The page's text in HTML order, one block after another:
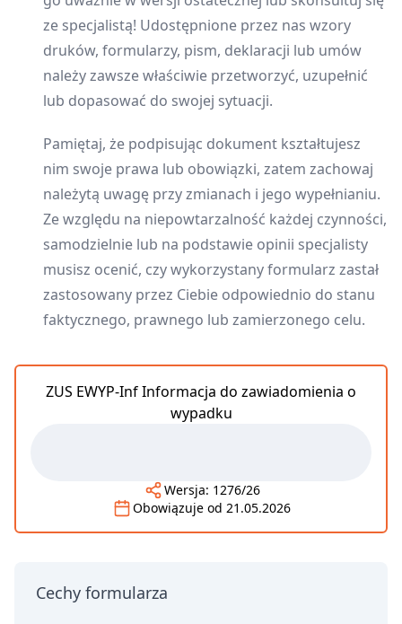
ze specjalistą! Udostępnione przez nas wzory
druków, formularzy, pism, deklaracji lub umów
należy zawsze właściwie przetworzyć, uzupełnić
lub dopasować do swojej sytuacji.
Pamiętaj, że podpisując dokument kształtujesz
nim swoje prawa lub obowiązki, zatem zachowaj
należytą uwagę przy zmianach i jego wypełnianiu.
Ze względu na niepowtarzalność każdej czynności,
samodzielnie lub na podstawie opinii specjalisty
musisz ocenić, czy wykorzystany formularz zastał
zastosowany przez Ciebie odpowiednio do stanu
faktycznego, prawnego lub zamierzonego celu.
ZUS EWYP-Inf Informacja do zawiadomienia o
wypadku
Wersja: 1276/26
Obowiązuje od 21.05.2026
Cechy formularza